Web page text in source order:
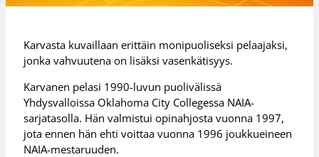
Karvasta kuvaillaan erittäin monipuoliseksi pelaajaksi,
jonka vahvuutena on lisäksi vasenkätisyys.
Karvanen pelasi 1990-luvun puolivälissä
Yhdysvalloissa Oklahoma City Collegessa NAIA-
sarjatasolla. Hän valmistui opinahjosta vuonna 1997,
jota ennen hän ehti voittaa vuonna 1996 joukkueineen
NAIA-mestaruuden.